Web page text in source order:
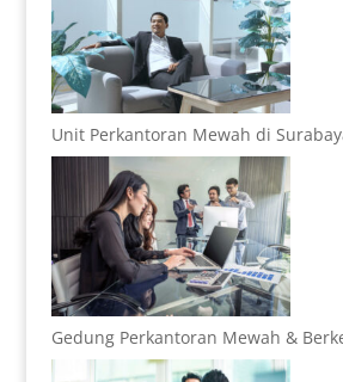
Unit Perkantoran Mewah di
Gedung Perkantoran Mewah &